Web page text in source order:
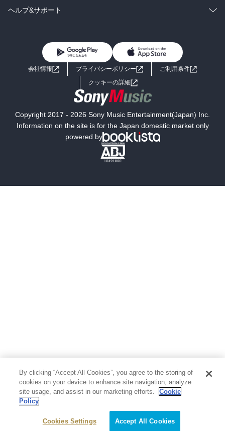
BL・TL
雑誌・グラビア
ラノベ
コミック
ライトノベル 男子向けラノベ
小説
海外小説
ミステリー SF
文学
芸術・アート 映画・音楽・演劇
写真集 教養
医学・福祉
ヘルプ&サポート
よくあるご質問 お問い合わせ
会社情報 プライバシーポリシー
ご利用条件
クッキーの詳細
Copyright 2017 - 2026 Sony Music Entertainment(Japan) Inc.
Information on the site is for the Japan domestic market only
powered by
By clicking “Accept All Cookies”, you agree to the storing of
cookies on your device to enhance site navigation, analyze
site usage, and assist in our marketing efforts.
Cookie
Policy
Cookies Settings Accept All Cookies